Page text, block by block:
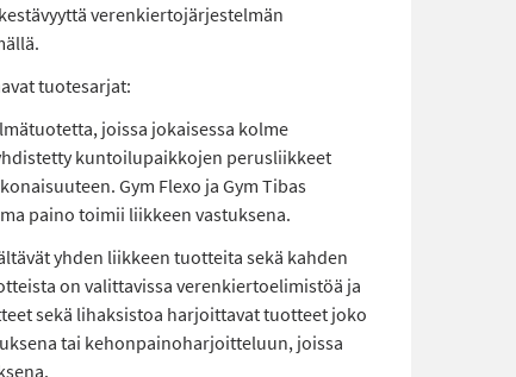
verenkiertojärjestelmän
tuotesarjat:
joissa jokaisessa kolme
kuntoilupaikkojen perusliikkeet
Gym Flexo ja Gym Tibas
paino toimii liikkeen vastuksena.
yhden liikkeen tuotteita sekä kahden
on valittavissa verenkiertoelimistöä ja
sekä lihaksistoa harjoittavat tuotteet joko
tai kehonpainoharjoitteluun, joissa